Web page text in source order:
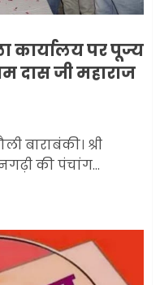
कार्यालय पर पूज्य
दास जी महाराज
बाराबंकी। श्री
की पंचांग...